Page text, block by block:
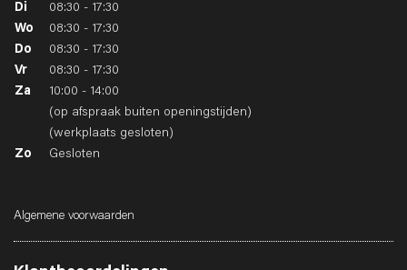
Di
08:30 - 17:30
Wo
08:30 - 17:30
Do
08:30 - 17:30
Vr
08:30 - 17:30
Za
10:00 - 14:00
(op afspraak buiten openingstijden)
(werkplaats gesloten)
Zo
Gesloten
Algemene voorwaarden